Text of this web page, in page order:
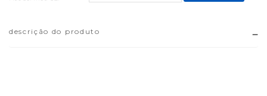
descrição do produto